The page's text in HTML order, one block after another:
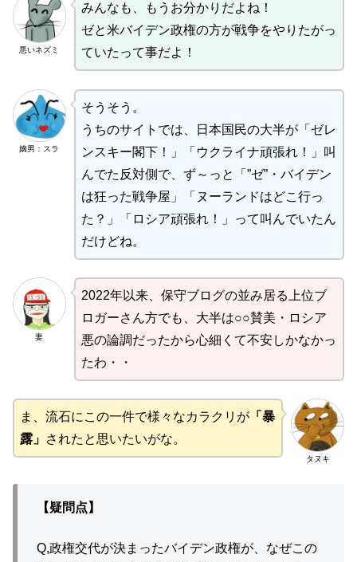
悪いネズミ
みんなも、もうお分かりだよね！
ゼと米バイデン政権の方が戦争をやりたがっ
ていたって事だよ！
嫡男：スラ
そうそう。
うちのサイトでは、日本国民の大半が「ゼレ
ンスキー閣下！」「ウクライナ頑張れ！」叫
んでた反対側で、ず～っと「”ゼ”・バイデン
は狂った戦争屋」「ヌーランドはどこ行っ
た？」「ロシア頑張れ！」って叫んでいたん
だけどね。
妻
2022年以来、保守ブログの並み居る上位ブ
ロガーさん方でも、大半は○○賛美・ロシア
悪の論調だったから心細くて不安しかなかっ
たわ・・
タヌキ
ま、流石にこの一件で様々なカラクリが 「暴
露」 されたと思いたいがな。
【疑問点】
Q,政権交代が決まったバイデン政権が、なぜこの